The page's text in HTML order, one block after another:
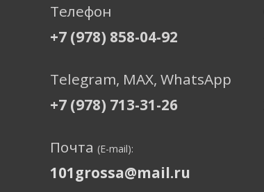
Телефон
+7 (978) 858-04-92
Telegram, МАХ, WhatsApp
+7 (978) 713-31-26
Почта (E-mail):
101grossa@mail.ru